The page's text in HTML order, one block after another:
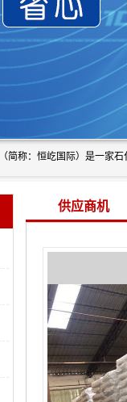
供应商机